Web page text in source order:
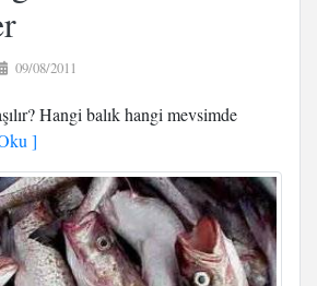
09/08/2011
Hangi balık hangi mevsimde
]